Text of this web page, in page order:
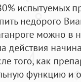
испытуемых
недорого
можно в
действия
того, как
функцию и